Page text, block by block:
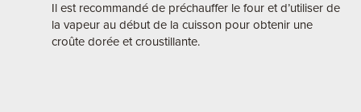
Il est recommandé de préchauffer le four et d’utiliser de
la vapeur au début de la cuisson pour obtenir une
croûte dorée et croustillante.